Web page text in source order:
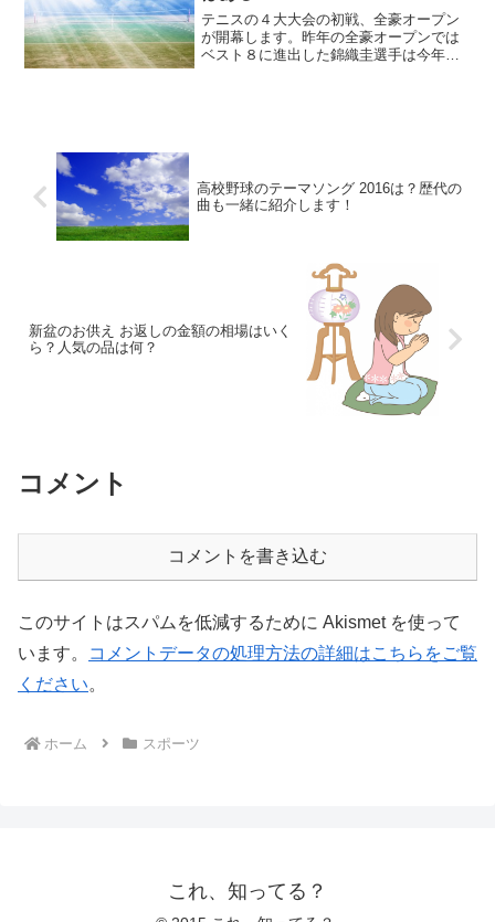
テニスの４大大会の初戦、全豪オープン
が開幕します。昨年の全豪オープンでは
ベスト８に進出した錦織圭選手は今年も
高校野球のテーマソング 2016は？歴代の
曲も一緒に紹介します！
新盆のお供え お返しの金額の相場はいく
ら？人気の品は何？
コメント
コメントを書き込む
このサイトはスパムを低減するために Akismet を使って
います。
コメントデータの処理方法の詳細はこちらをご覧
ください。
ホーム スポーツ
これ、知ってる？